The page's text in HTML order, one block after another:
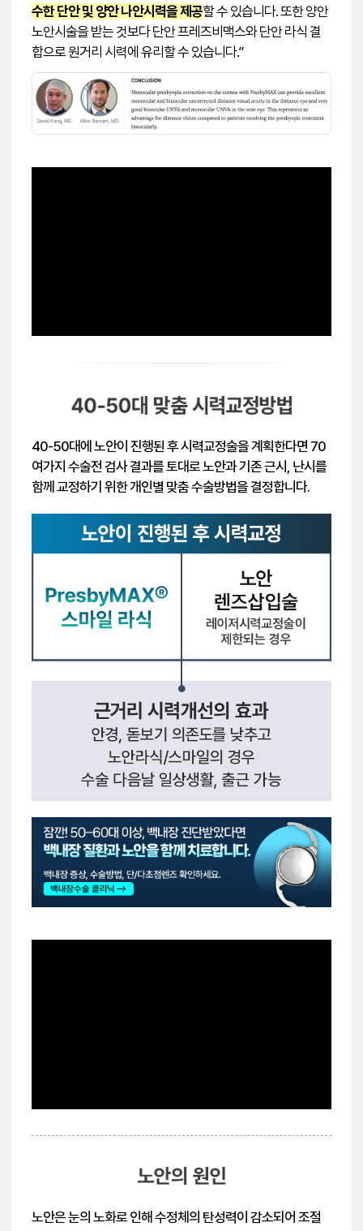
수한 단안 및 양안 나안시력을 제공할 수 있습니다. 또한 양안
노안시술을 받는 것보다 단안 프레즈비맥스와 단안 라식 결
합으로 원거리 시력에 유리할 수 있습니다.”
40-50대에 노안이 진행된 후 시력교정술을 계획한다면 70
여가지 수술전 검사 결과를 토대로 노안과 기존 근시, 난시를
함께 교정하기 위한 개인별 맞춤 수술방법을 결정합니다.
노안은 눈의 노화로 인해 수정체의 탄성력이 감소되어 조절